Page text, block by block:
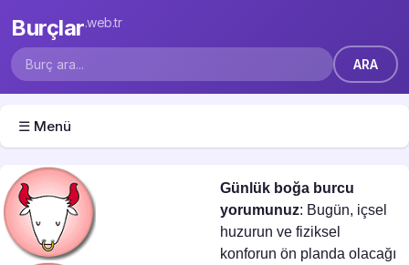
Burçlar.web.tr
☰ Menü
Günlük boğa burcu
yorumunuz: Bugün, içsel
huzurun ve fiziksel
konforun ön planda olacağı